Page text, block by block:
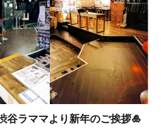
谷ラママより新年のご挨拶🎍